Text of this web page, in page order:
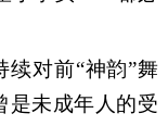
续对前“神韵”舞
是未成年人的受